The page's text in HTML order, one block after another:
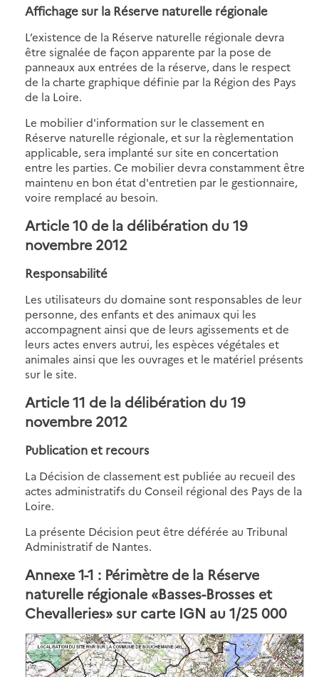
Affichage sur la Réserve naturelle régionale
L’existence de la Réserve naturelle régionale devra
être signalée de façon apparente par la pose de
panneaux aux entrées de la réserve, dans le respect
de la charte graphique définie par la Région des Pays
de la Loire.
Le mobilier d'information sur le classement en
Réserve naturelle régionale, et sur la règlementation
applicable, sera implanté sur site en concertation
entre les parties. Ce mobilier devra constamment être
maintenu en bon état d'entretien par le gestionnaire,
voire remplacé au besoin.
Article 10 de la délibération du 19
novembre 2012
Responsabilité
Les utilisateurs du domaine sont responsables de leur
personne, des enfants et des animaux qui les
accompagnent ainsi que de leurs agissements et de
leurs actes envers autrui, les espèces végétales et
animales ainsi que les ouvrages et le matériel présents
sur le site.
Article 11 de la délibération du 19
novembre 2012
Publication et recours
La Décision de classement est publiée au recueil des
actes administratifs du Conseil régional des Pays de la
Loire.
La présente Décision peut être déférée au Tribunal
Administratif de Nantes.
Annexe 1-1 : Périmètre de la Réserve
naturelle régionale «Basses-Brosses et
Chevalleries» sur carte IGN au 1/25 000